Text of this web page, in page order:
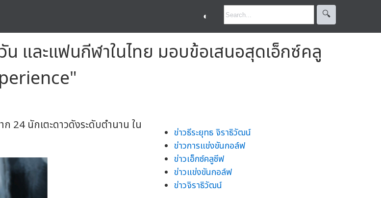
◐ 🔍︎
วัน และแฟนกีฬาในไทย มอบข้อเสนอสุดเอ็กซ์คลู
24 นักเตะดาวดังระดับตำนาน ใน
ข่าวธีระยุทธ จิราธิวัฒน์
ข่าวการแข่งขันกอล์ฟ
ข่าวเอ็กซ์คลูซีฟ
ข่าวแข่งขันกอล์ฟ
ข่าวจิราธิวัฒน์